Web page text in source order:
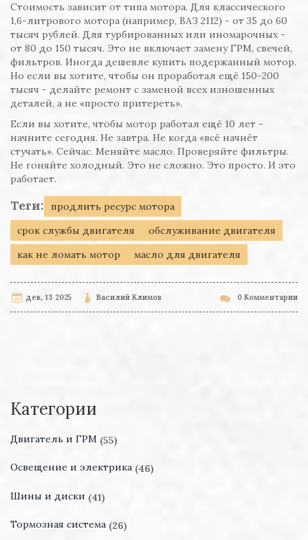
Стоимость зависит от типа мотора. Для классического
1,6-литрового мотора (например, ВАЗ 2112) - от 35 до 60
тысяч рублей. Для турбированных или иномарочных -
от 80 до 150 тысяч. Это не включает замену ГРМ, свечей,
фильтров. Иногда дешевле купить подержанный мотор.
Но если вы хотите, чтобы он проработал ещё 150-200
тысяч - делайте ремонт с заменой всех изношенных
деталей, а не «просто притереть».
Если вы хотите, чтобы мотор работал ещё 10 лет -
начните сегодня. Не завтра. Не когда «всё начнёт
стучать». Сейчас. Меняйте масло. Проверяйте фильтры.
Не гоняйте холодный. Это не сложно. Это просто. И это
работает.
Теги:
продлить ресурс мотора
срок службы двигателя
обслуживание двигателя
как не ломать мотор
масло для двигателя
дек, 13 2025 Василий Климов 0 Комментарии
Категории
Двигатель и ГРМ (55)
Освещение и электрика (46)
Шины и диски (41)
Тормозная система (26)